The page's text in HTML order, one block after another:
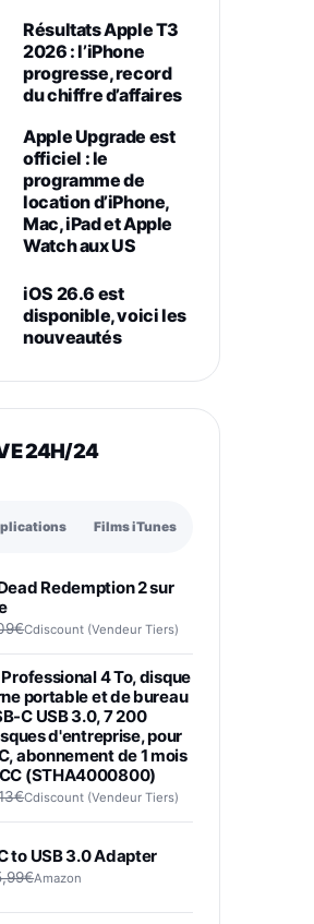
Résultats Apple T3
2026 : l’iPhone
progresse, record
du chiffre d’affaires
Apple Upgrade est
officiel : le
programme de
location d’iPhone,
Mac, iPad et Apple
Watch aux US
iOS 26.6 est
disponible, voici les
nouveautés
24H/24
Films iTunes
Redemption 2 sur
Cdiscount (Vendeur Tiers)
4 To, disque
portable et de bureau
C USB 3.0, 7 200
d'entreprise, pour
abonnement de 1 mois
(STHA4000800)
Cdiscount (Vendeur Tiers)
to USB 3.0 Adapter
Amazon